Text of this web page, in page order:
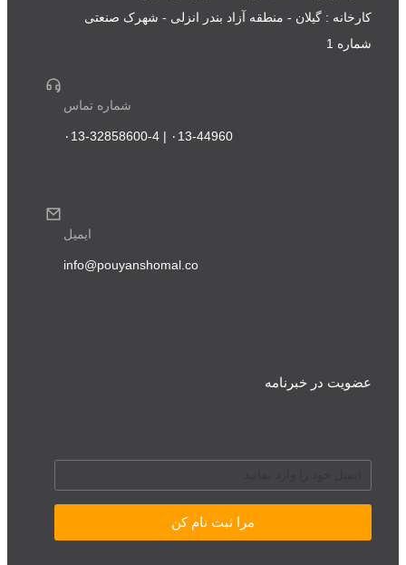
کارخانه : گیلان - منطقه آزاد بندر انزلی - شهرک صنعتی
شماره 1
شماره تماس
۰13-44960 | ۰13-32858600-4
ایمیل
info@pouyanshomal.co
عضویت در خبرنامه
مرا ثبت نام کن